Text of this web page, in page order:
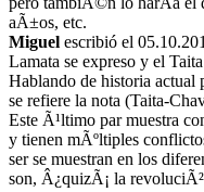
aÃ±os, etc.
Miguel escribió el
Lamata se expreso y el
Hablando de historia actual
se refiere la nota (Taita-
Este Ã¹ltimo par muestra
y tienen mÃºltiples
ser se muestran en los
son, Â¿quizÃ¡ la